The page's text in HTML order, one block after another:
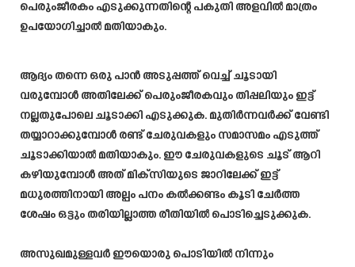
പെരുംജീരകം എടുക്കുന്നതിന്റെ പകുതി അളവിൽ മാത്രം
ഉപയോഗിച്ചാൽ മതിയാകും.
ആദ്യം തന്നെ ഒരു പാൻ അടുപ്പത്ത് വെച്ച് ചൂടായി
വരുമ്പോൾ അതിലേക്ക് പെരുംജീരകവും തിപ്പലിയും ഇട്ട്
നല്ലതുപോലെ ചൂടാക്കി എടുക്കുക. മുതിർന്നവർക്ക് വേണ്ടി
തയ്യാറാക്കുമ്പോൾ രണ്ട് ചേരുവകളും സമാസമം എടുത്ത്
ചൂടാക്കിയാൽ മതിയാകും. ഈ ചേരുവകളുടെ ചൂട് ആറി
കഴിയുമ്പോൾ അത് മിക്സിയുടെ ജാറിലേക്ക് ഇട്ട്
മധുരത്തിനായി അല്പം പനം കൽക്കണ്ടം കൂടി ചേർത്ത
ശേഷം ഒട്ടും തരിയില്ലാത്ത രീതിയിൽ പൊടിച്ചെടുക്കുക.
അസുഖമുള്ളവർ ഈയൊരു പൊടിയിൽ നിന്നും